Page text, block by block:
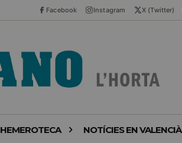
Facebook Instagram X (Twitter)
HEMEROTECA NOTÍCIES EN VALENCIÀ